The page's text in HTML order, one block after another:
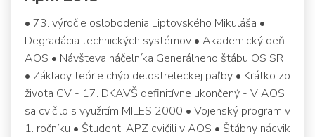
• 73. výročie oslobodenia Liptovského Mikuláša •
Degradácia technických systémov • Akademický deň
AOS • Návšteva náčelníka Generálneho štábu OS SR
• Základy teórie chýb delostreleckej paľby • Krátko zo
života CV - 17. DKAVŠ definitívne ukončený - V AOS
sa cvičilo s využitím MILES 2000 • Vojenský program v
1. ročníku • Študenti APZ cvičili v AOS • Štábny nácvik